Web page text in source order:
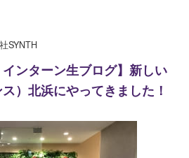
SYNTH
インターン生ブログ】新しい
）北浜にやってきました！